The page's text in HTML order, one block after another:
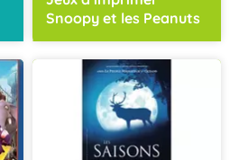
Snoopy et les Peanuts